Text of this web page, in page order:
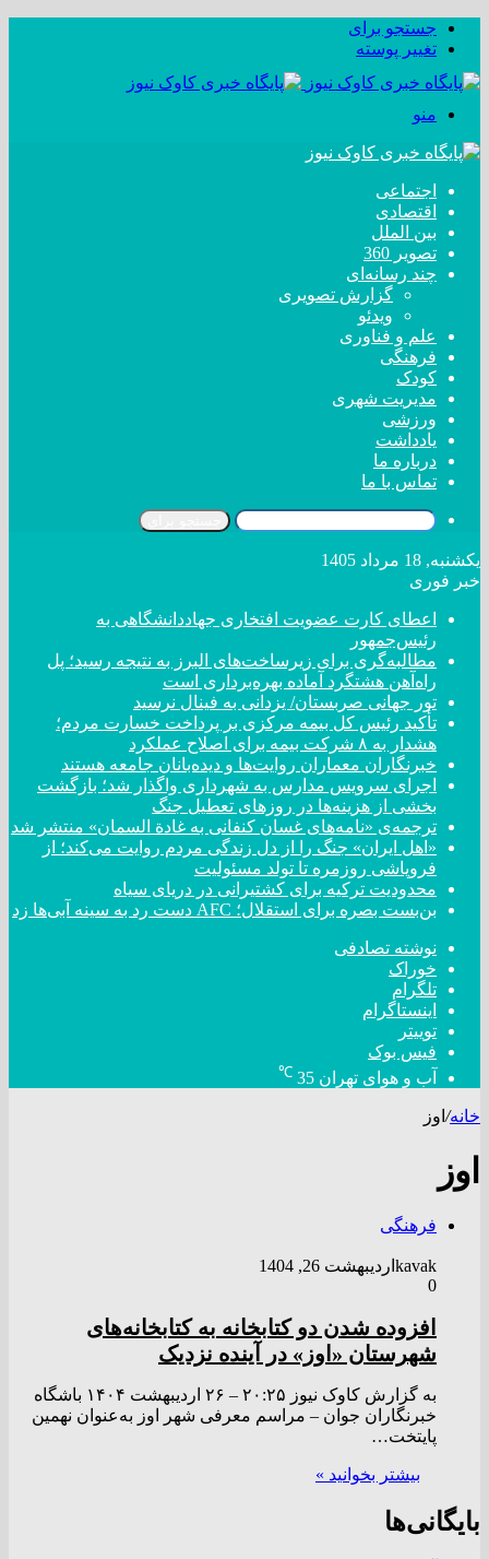
جستجو برای
تغییر پوسته
منو
اجتماعی
اقتصادی
بین الملل
تصویر 360
چند رسانه‌ای
گزارش تصویری
ویدئو
علم و فناوری
فرهنگی
کودک
مدیریت شهری
ورزشی
یادداشت
درباره ما
تماس با ما
یکشنبه, 18 مرداد 1405
خبر فوری
اعطای کارت عضویت افتخاری جهاددانشگاهی به
رئیس‌جمهور
مطالبه‌گری برای زیرساخت‌های البرز به نتیجه رسید؛ پل
راه‌آهن هشتگرد آماده بهره‌برداری است
تور جهانی صربستان/ یزدانی به فینال نرسید
تأکید رئیس کل بیمه مرکزی بر پرداخت خسارت مردم؛
هشدار به ۸ شرکت‌ بیمه برای اصلاح عملکرد
خبرنگاران معماران روایت‌ها و دیده‌بانان جامعه هستند
اجرای سرویس مدارس به شهرداری واگذار شد؛ بازگشت
بخشی از هزینه‌ها در روزهای تعطیل جنگ
ترجمه‌ی «نامه‌های غسان کنفانی به غادة السمان» منتشر شد
«اهل ایران» جنگ را از دل زندگی مردم روایت می‌کند؛ از
فروپاشی روزمره تا تولد مسئولیت
محدودیت ترکیه برای کشتیرانی در دریای سیاه
بن‌بست بصره برای استقلال؛ AFC دست رد به سینه آبی‌ها زد
نوشته تصادفی
خوراک
تلگرام
اینستاگرام
توییتر
فیس بوک
آب و هوای تهران 35
℃
خانه/ اوز
اوز
فرهنگی
kavak اردیبهشت 26, 1404
0
افزوده شدن دو کتابخانه به کتابخانه‌های
شهرستان «اوز» در آینده نزدیک
به گزارش کاوک نیوز ۲۰:۲۵ – ۲۶ ارديبهشت ۱۴۰۴ باشگاه
خبرنگاران جوان – مراسم معرفی شهر اوز به‌عنوان نهمین
پایتخت…
بیشتر بخوانید »
بایگانی‌ها